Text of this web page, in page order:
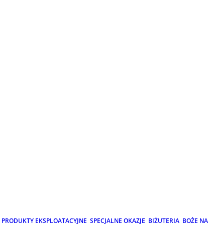
PRODUKTY EKSPLOATACYJNE SPECJALNE OKAZJE BIŻUTERIA BOŻE